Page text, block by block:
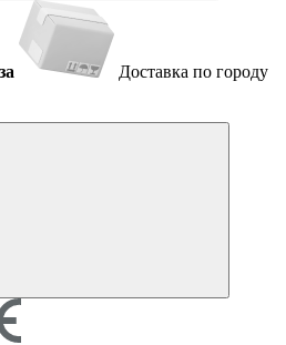
Доставка по городу